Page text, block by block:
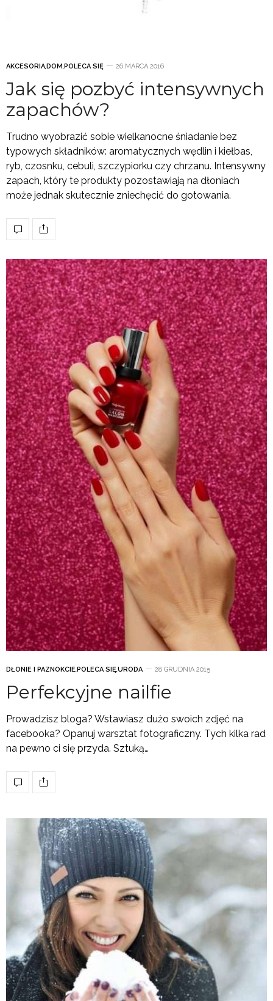
AKCESORIADOM POLECA SIĘ 26 MARCA 2016
Jak się pozbyć intensywnych
zapachów?
Trudno wyobrazić sobie wielkanocne śniadanie bez
typowych składników: aromatycznych wędlin i kiełbas,
ryb, czosnku, cebuli, szczypiorku czy chrzanu. Intensywny
zapach, który te produkty pozostawiają na dłoniach
może jednak skutecznie zniechęcić do gotowania.
DŁONIE I PAZNOKCIE,POLECA SIĘ,URODA 28 GRUDNIA 2015
Perfekcyjne nailfie
Prowadzisz bloga? Wstawiasz dużo swoich zdjęć na
facebooka? Opanuj warsztat fotograficzny. Tych kilka rad
na pewno ci się przyda. Sztuką…